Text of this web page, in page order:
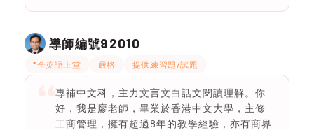
導師編號92010
*全英語上堂 嚴格 提供練習題/試題
專補中文科，主力文言文白話文閱讀理解。你
好，我是廖老師，畢業於香港中文大學，主修
工商管理，擁有超過8年的教學經驗，亦有商界